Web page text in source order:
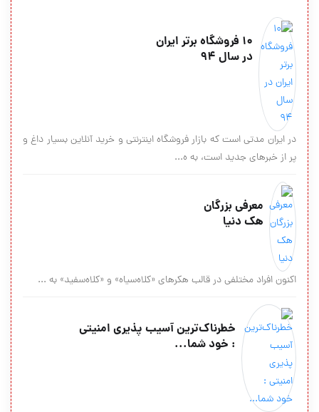
10 فروشگاه برتر ایران
در سال 94
در ایران مدتی است که بازار فروشگاه اینترنتی و خرید آنلاین بسیار داغ و
پر از خبرهای جدید است، به ه...
معرفی بزرگان
هک دنیا
اكنون افراد مختلفي در قالب هكرهاي «كلاه‌سياه» و «كلاه‌سفيد» به ...
خطرناك‌ترین آسیب پذیری امنیتی
: خود شما...